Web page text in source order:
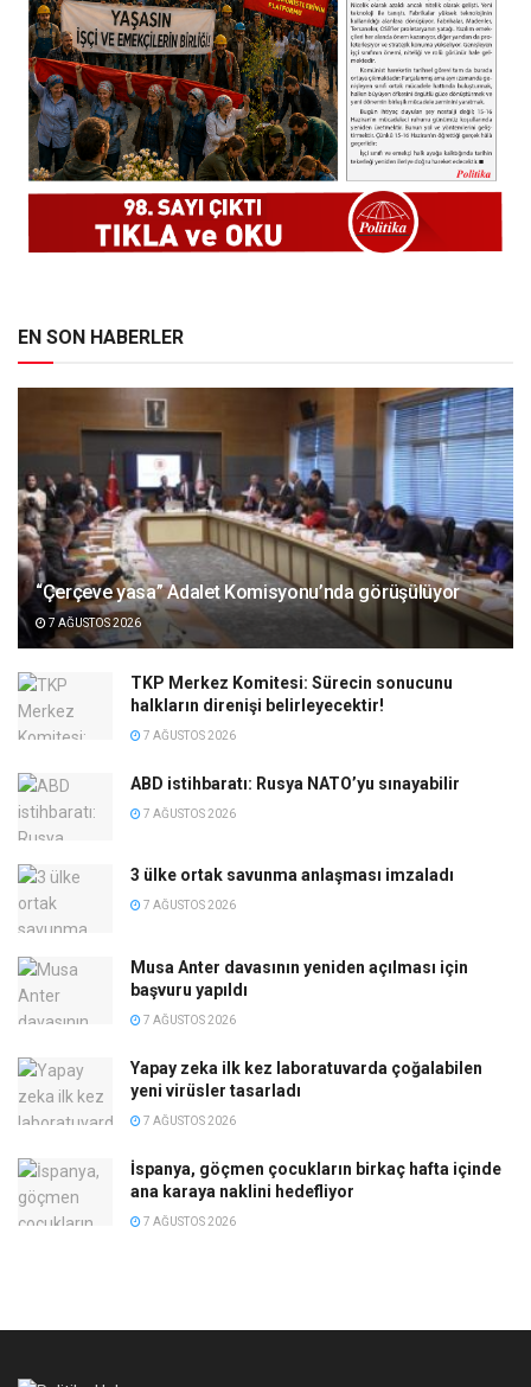
EN SON HABERLER
“Çerçeve yasa” Adalet Komisyonu’nda görüşülüyor
7 AĞUSTOS 2026
TKP Merkez Komitesi: Sürecin sonucunu
halkların direnişi belirleyecektir!
7 AĞUSTOS 2026
ABD istihbaratı: Rusya NATO’yu sınayabilir
7 AĞUSTOS 2026
3 ülke ortak savunma anlaşması imzaladı
7 AĞUSTOS 2026
Musa Anter davasının yeniden açılması için
başvuru yapıldı
7 AĞUSTOS 2026
Yapay zeka ilk kez laboratuvarda çoğalabilen
yeni virüsler tasarladı
7 AĞUSTOS 2026
İspanya, göçmen çocukların birkaç hafta içinde
ana karaya naklini hedefliyor
7 AĞUSTOS 2026